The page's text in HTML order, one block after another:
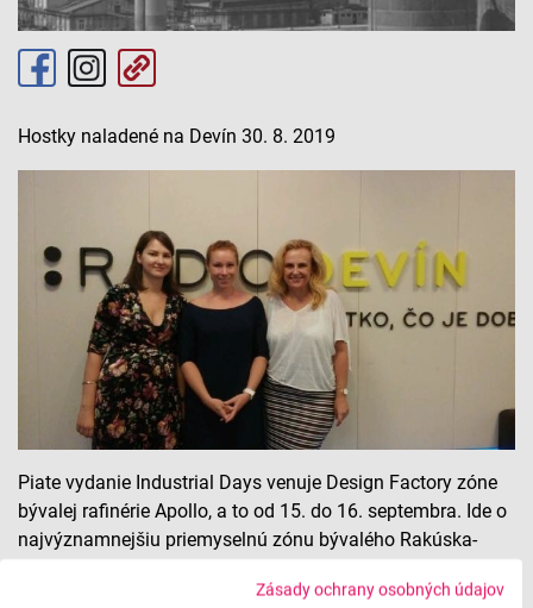
Zásady ochrany osobných údajov
Hostky naladené na Devín 30. 8. 2019
Piate vydanie Industrial Days venuje Design Factory zóne
bývalej rafinérie Apollo, a to od 15. do 16. septembra. Ide o
najvýznamnejšiu priemyselnú zónu bývalého Rakúska-
Strednej Európy, ktorá sa v súčastnosti transformuje na